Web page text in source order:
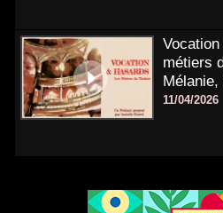
métiers
Mélanie,
11/04/2026